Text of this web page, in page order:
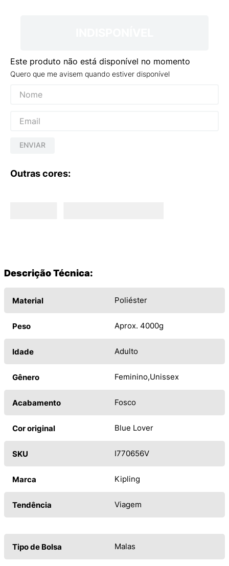
Este produto não está disponível no momento
Quero que me avisem quando estiver disponível
ENVIAR
Outras cores:
Descrição Técnica:
Material Poliéster
Peso Aprox. 4000g
Idade Adulto
Gênero Feminino Unissex
Acabamento Fosco
Cor original Blue Lover
SKU I770656V
Marca Kipling
Tendência Viagem
Tipo de Bolsa Malas